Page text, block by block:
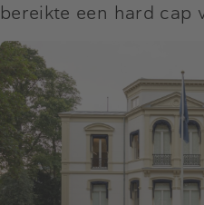
bereikte een hard cap